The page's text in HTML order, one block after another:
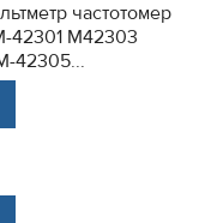
частотомер
42301 M42303
42305...